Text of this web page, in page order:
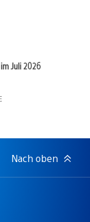
Juli 2026
Nach oben